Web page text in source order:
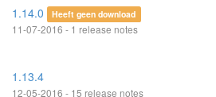
1.14.0 Heeft geen download
11-07-2016 - 1 release notes
1.13.4
12-05-2016 - 15 release notes